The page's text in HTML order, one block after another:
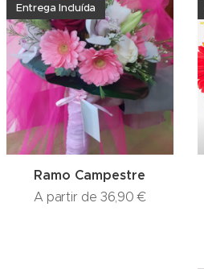
Ramo Campestre
Entrega Incluída
A partir de 36,90 €